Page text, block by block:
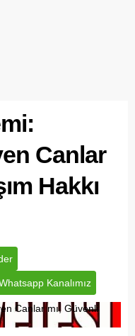
Canlar
Hakkı
Kanalımız